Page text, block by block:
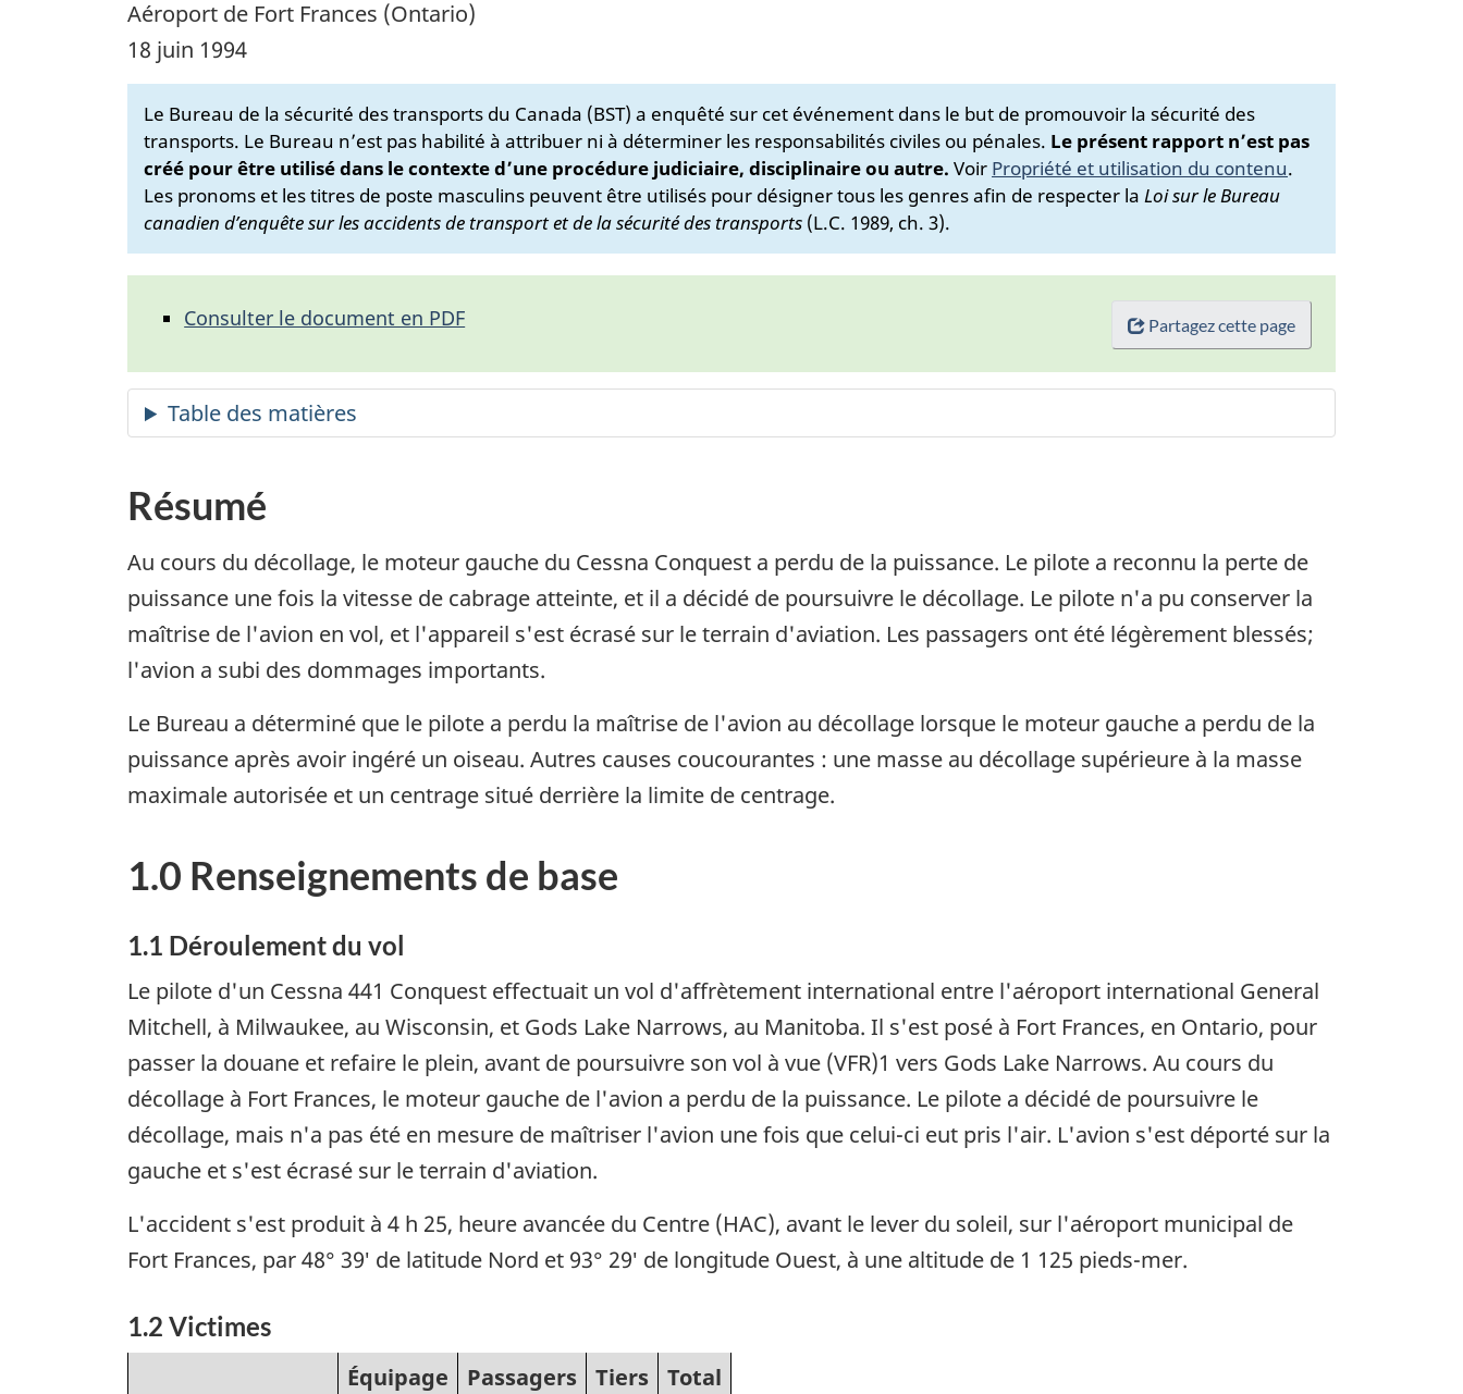
Aéroport de Fort Frances (Ontario)
18 juin 1994
Le Bureau de la sécurité des transports du Canada (BST) a enquêté sur cet événement dans le but de promouvoir la sécurité des
transports. Le Bureau n’est pas habilité à attribuer ni à déterminer les responsabilités civiles ou pénales. Le présent rapport n’est pas
créé pour être utilisé dans le contexte d’une procédure judiciaire, disciplinaire ou autre. Voir Propriété et utilisation du contenu.
Les pronoms et les titres de poste masculins peuvent être utilisés pour désigner tous les genres afin de respecter la Loi sur le Bureau
canadien d’enquête sur les accidents de transport et de la sécurité des transports (L.C. 1989, ch. 3).
Partagez cette page
Consulter le document en PDF
Résumé
Au cours du décollage, le moteur gauche du Cessna Conquest a perdu de la puissance. Le pilote a reconnu la perte de
puissance une fois la vitesse de cabrage atteinte, et il a décidé de poursuivre le décollage. Le pilote n'a pu conserver la
maîtrise de l'avion en vol, et l'appareil s'est écrasé sur le terrain d'aviation. Les passagers ont été légèrement blessés;
l'avion a subi des dommages importants.
Le Bureau a déterminé que le pilote a perdu la maîtrise de l'avion au décollage lorsque le moteur gauche a perdu de la
puissance après avoir ingéré un oiseau. Autres causes coucourantes : une masse au décollage supérieure à la masse
maximale autorisée et un centrage situé derrière la limite de centrage.
1.0 Renseignements de base
1.1 Déroulement du vol
Le pilote d'un Cessna 441 Conquest effectuait un vol d'affrètement international entre l'aéroport international General
Mitchell, à Milwaukee, au Wisconsin, et Gods Lake Narrows, au Manitoba. Il s'est posé à Fort Frances, en Ontario, pour
passer la douane et refaire le plein, avant de poursuivre son vol à vue (VFR)1 vers Gods Lake Narrows. Au cours du
décollage à Fort Frances, le moteur gauche de l'avion a perdu de la puissance. Le pilote a décidé de poursuivre le
décollage, mais n'a pas été en mesure de maîtriser l'avion une fois que celui-ci eut pris l'air. L'avion s'est déporté sur la
gauche et s'est écrasé sur le terrain d'aviation.
L'accident s'est produit à 4 h 25, heure avancée du Centre (HAC), avant le lever du soleil, sur l'aéroport municipal de
Fort Frances, par 48° 39′ de latitude Nord et 93° 29′ de longitude Ouest, à une altitude de 1 125 pieds-mer.
1.2 Victimes
Équipage Passagers Tiers
Total